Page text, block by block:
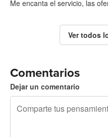
Me encanta el servicio, las
Ver todos
Comentarios
Dejar un comentario